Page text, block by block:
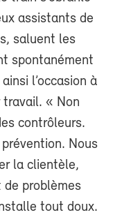
assistants de
saluent les
spontanément
l’occasion à
travail. « Non
contrôleurs.
Nous
la clientèle,
de problèmes
tout doux.